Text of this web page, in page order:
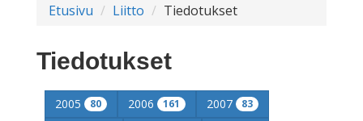
Etusivu Liitto Tiedotukset
Tiedotukset
2005 80 2006 161 2007 83